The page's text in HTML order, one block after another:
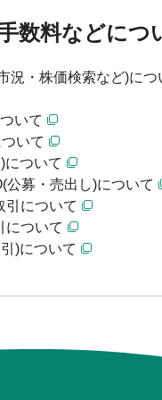
数料などにつ
況・株価検索など)につ
いて
いて
について
公募・売出し)について
引について
について
)について